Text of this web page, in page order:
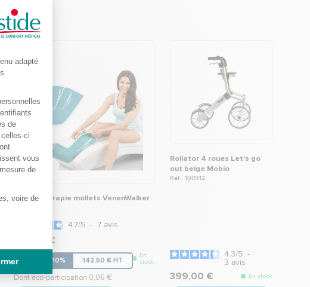
Pressothérapie mollets VenenWalker
4.7/5 - 7 avis
En
stock
190,00 €
Prix pro -10% 142,50 € HT
Dont éco-participation 0,06 €
Rollator 4 roues Let's go
out beige Mobio
Ref.: 108912
4.3/5 -
3 avis
En stock
399,00 €